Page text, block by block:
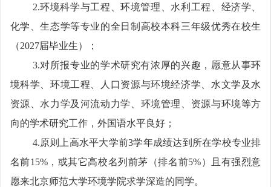
2.环境科学与工程、环境管理、水利工程、经济学、
化学、生态学等专业的全日制高校本科三年级优秀在校生
（2027届毕业生）；
3.对所报专业的学术研究有浓厚的兴趣，愿意从事环
境科学、环境工程、人口资源与环境经济学、水文学及水
资源、水力学及河流动力学、环境管理、资源与环境等方
向的学术研究工作，外国语水平良好；
4.原则上高水平大学前3学年成绩达到所在学校专业排
名前15%，或其它高校名列前茅（排名前5%）且有强烈意
愿来北京师范大学环境学院求学深造的同学。